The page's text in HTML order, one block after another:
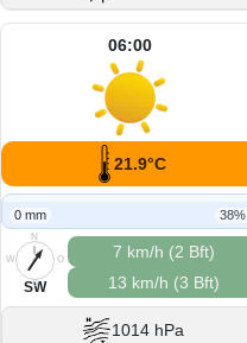
06:00
21.9°C
0 mm 38%
N
O
S
W
SW
7 km/h (2 Bft)
13 km/h (3 Bft)
1014 hPa